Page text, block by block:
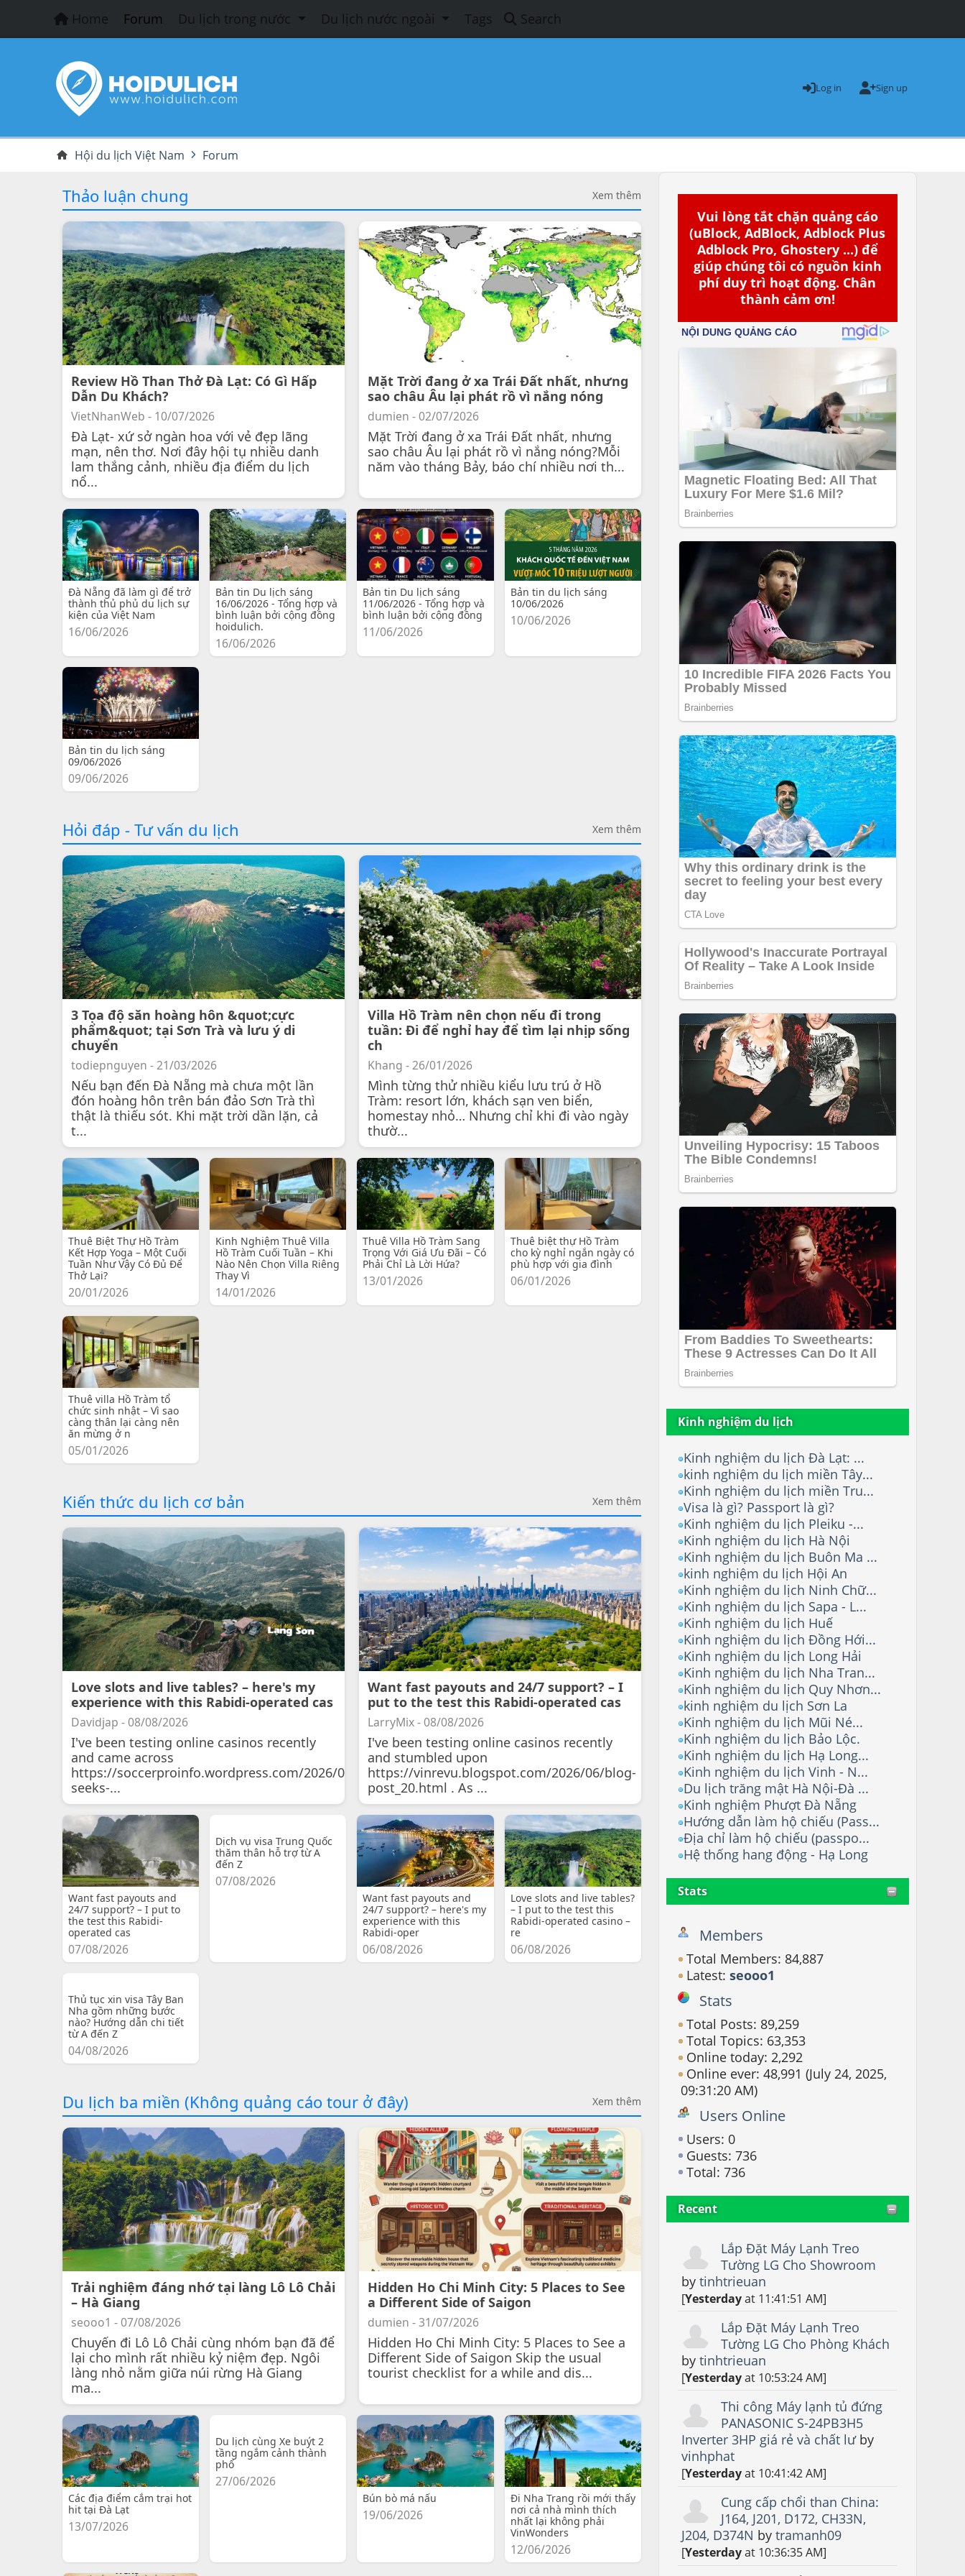
Home Forum Du lịch trong nước Du lịch nước ngoài Tags Search
Log in Sign up
Hội du lịch Việt Nam Forum
Vui lòng tắt chặn quảng cáo
(uBlock, AdBlock, Adblock Plus
Adblock Pro, Ghostery ...) để
giúp chúng tôi có nguồn kinh
phí duy trì hoạt động. Chân
thành cảm ơn!
Kinh nghiệm du lịch
Kinh nghiệm du lịch Đà Lạt: ...
kinh nghiệm du lịch miền Tây...
Kinh nghiệm du lịch miền Tru...
Visa là gì? Passport là gì?
Kinh nghiệm du lịch Pleiku -...
Kinh nghiệm du lịch Hà Nội
Kinh nghiệm du lịch Buôn Ma ...
kinh nghiệm du lịch Hội An
Kinh nghiệm du lịch Ninh Chữ...
Kinh nghiệm du lịch Sapa - L...
Kinh nghiệm du lịch Huế
Kinh nghiệm du lịch Đồng Hới...
Kinh nghiệm du lịch Long Hải
Kinh nghiệm du lịch Nha Tran...
Kinh nghiệm du lịch Quy Nhơn...
kinh nghiệm du lịch Sơn La
Kinh nghiệm du lịch Mũi Né...
Kinh nghiệm du lịch Bảo Lộc.
Kinh nghiệm du lịch Hạ Long...
Kinh nghiệm du lịch Vinh - N...
Du lịch trăng mật Hà Nội-Đà ...
Kinh nghiệm Phượt Đà Nẵng
Hướng dẫn làm hộ chiếu (Pass...
Địa chỉ làm hộ chiếu (passpo...
Hệ thống hang động - Hạ Long
Stats
Members
Total Members: 84,887
Latest:seooo1
Stats
Total Posts: 89,259
Total Topics: 63,353
Online today: 2,292
Online ever: 48,991 (July 24, 2025,
09:31:20 AM)
Users Online
Users: 0
Guests: 736
Total: 736
Recent
Lắp Đặt Máy Lạnh Treo
Tường LG Cho Showroom
bytinhtrieuan
[Yesterdayat 11:41:51 AM]
Lắp Đặt Máy Lạnh Treo
Tường LG Cho Phòng Khách
bytinhtrieuan
[Yesterdayat 10:53:24 AM]
Thi công Máy lạnh tủ đứng
PANASONIC S-24PB3H5
Inverter 3HP giá rẻ và chất lưby
vinhphat
[Yesterdayat 10:41:42 AM]
Cung cấp chổi than China:
J164, J201, D172, CH33N,
J204, D374N bytramanh09
[Yesterdayat 10:36:35 AM]
Thảo luận chung Xem thêm
Review Hồ Than Thở Đà Lạt: Có Gì Hấp
Dẫn Du Khách?
VietNhanWeb - 10/07/2026
Đà Lạt- xứ sở ngàn hoa với vẻ đẹp lãng
mạn, nên thơ. Nơi đây hội tụ nhiều danh
lam thắng cảnh, nhiều địa điểm du lịch
nổ...
Mặt Trời đang ở xa Trái Đất nhất, nhưng
sao châu Âu lại phát rồ vì nắng nóng
dumien - 02/07/2026
Mặt Trời đang ở xa Trái Đất nhất, nhưng
sao châu Âu lại phát rồ vì nắng nóng?Mỗi
năm vào tháng Bảy, báo chí nhiều nơi th...
Đà Nẵng đã làm gì để trở
thành thủ phủ du lịch sự
kiện của Việt Nam
16/06/2026
Bản tin Du lịch sáng
16/06/2026 - Tổng hợp và
bình luận bởi cộng đồng
hoidulich.
16/06/2026
Bản tin Du lịch sáng
11/06/2026 - Tổng hợp và
bình luận bởi cộng đồng
11/06/2026
Bản tin du lịch sáng
10/06/2026
10/06/2026
Bản tin du lịch sáng
09/06/2026
09/06/2026
Hỏi đáp - Tư vấn du lịch Xem thêm
3 Tọa độ săn hoàng hôn &quot;cực
phẩm&quot; tại Sơn Trà và lưu ý di
chuyển
todiepnguyen - 21/03/2026
Nếu bạn đến Đà Nẵng mà chưa một lần
đón hoàng hôn trên bán đảo Sơn Trà thì
thật là thiếu sót. Khi mặt trời dần lặn, cả
t...
Villa Hồ Tràm nên chọn nếu đi trong
tuần: Đi để nghỉ hay để tìm lại nhịp sống
ch
Khang - 26/01/2026
Mình từng thử nhiều kiểu lưu trú ở Hồ
Tràm: resort lớn, khách sạn ven biển,
homestay nhỏ… Nhưng chỉ khi đi vào ngày
thườ...
Thuê Biệt Thự Hồ Tràm
Kết Hợp Yoga – Một Cuối
Tuần Như Vậy Có Đủ Để
Thở Lại?
20/01/2026
Kinh Nghiệm Thuê Villa
Hồ Tràm Cuối Tuần – Khi
Nào Nên Chọn Villa Riêng
Thay Vì
14/01/2026
Thuê Villa Hồ Tràm Sang
Trọng Với Giá Ưu Đãi – Có
Phải Chỉ Là Lời Hứa?
13/01/2026
Thuê biệt thự Hồ Tràm
cho kỳ nghỉ ngắn ngày có
phù hợp với gia đình
06/01/2026
Thuê villa Hồ Tràm tổ
chức sinh nhật – Vì sao
càng thân lại càng nên
ăn mừng ở n
05/01/2026
Kiến thức du lịch cơ bản Xem thêm
Love slots and live tables? – here's my
experience with this Rabidi-operated cas
Davidjap - 08/08/2026
I've been testing online casinos recently
and came across
https://soccerproinfo.wordpress.com/2026/07/11/courtois-
seeks-...
Want fast payouts and 24/7 support? – I
put to the test this Rabidi-operated cas
LarryMix - 08/08/2026
I've been testing online casinos recently
and stumbled upon
https://vinrevu.blogspot.com/2026/06/blog-
post_20.html . As ...
Want fast payouts and
24/7 support? – I put to
the test this Rabidi-
operated cas
07/08/2026
Dịch vụ visa Trung Quốc
thăm thân hỗ trợ từ A
đến Z
07/08/2026
Want fast payouts and
24/7 support? – here's my
experience with this
Rabidi-oper
06/08/2026
Love slots and live tables?
– I put to the test this
Rabidi-operated casino –
re
06/08/2026
Thủ tục xin visa Tây Ban
Nha gồm những bước
nào? Hướng dẫn chi tiết
từ A đến Z
04/08/2026
Du lịch ba miền (Không quảng cáo tour ở đây) Xem thêm
Trải nghiệm đáng nhớ tại làng Lô Lô Chải
– Hà Giang
seooo1 - 07/08/2026
Chuyến đi Lô Lô Chải cùng nhóm bạn đã để
lại cho mình rất nhiều kỷ niệm đẹp. Ngôi
làng nhỏ nằm giữa núi rừng Hà Giang
ma...
Hidden Ho Chi Minh City: 5 Places to See
a Different Side of Saigon
dumien - 31/07/2026
Hidden Ho Chi Minh City: 5 Places to See a
Different Side of Saigon Skip the usual
tourist checklist for a while and dis...
Các địa điểm cắm trại hot
hit tại Đà Lạt
13/07/2026
Du lịch cùng Xe buýt 2
tầng ngắm cảnh thành
phố
27/06/2026
Bún bò má nấu
19/06/2026
Đi Nha Trang rồi mới thấy
nơi cả nhà mình thích
nhất lại không phải
VinWonders
12/06/2026